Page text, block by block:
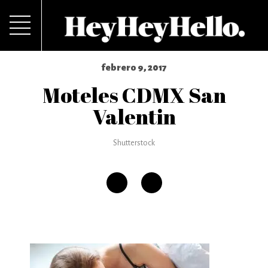
febrero 9, 2017
Moteles CDMX San
Valentin
Shutterstock